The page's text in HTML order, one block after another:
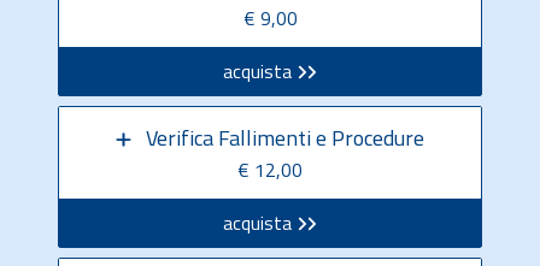
€ 9,00
acquista
Verifica Fallimenti e Procedure
€ 12,00
acquista